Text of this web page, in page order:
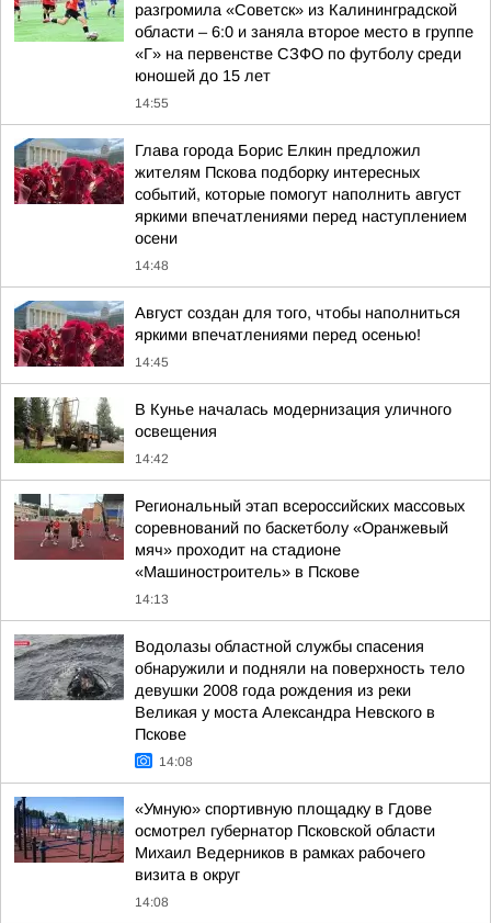
разгромила «Советск» из Калининградской
области – 6:0 и заняла второе место в группе
«Г» на первенстве СЗФО по футболу среди
юношей до 15 лет
14:55
Глава города Борис Елкин предложил
жителям Пскова подборку интересных
событий, которые помогут наполнить август
яркими впечатлениями перед наступлением
осени
14:48
Август создан для того, чтобы наполниться
яркими впечатлениями перед осенью!
14:45
В Кунье началась модернизация уличного
освещения
14:42
Региональный этап всероссийских массовых
соревнований по баскетболу «Оранжевый
мяч» проходит на стадионе
«Машиностроитель» в Пскове
14:13
Водолазы областной службы спасения
обнаружили и подняли на поверхность тело
девушки 2008 года рождения из реки
Великая у моста Александра Невского в
Пскове
14:08
«Умную» спортивную площадку в Гдове
осмотрел губернатор Псковской области
Михаил Ведерников в рамках рабочего
визита в округ
14:08